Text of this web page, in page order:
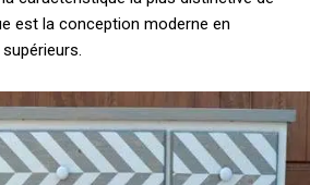
est la conception moderne en